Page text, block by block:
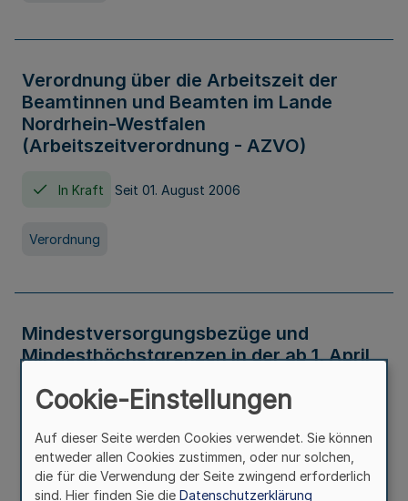
Verordnung über die Arbeitszeit der
Beamtinnen und Beamten im Lande
Nordrhein-Westfalen
(Arbeitszeitverordnung - AZVO)
In Kraft Seit 01. August 2006
Verordnung
Mindestversorgungsbezüge und
Mindesthöchstgrenzen in der ab 1. April
Verwaltungsvorschrift
Cookie-Einstellungen
Auf dieser Seite werden Cookies verwendet. Sie können
entweder allen Cookies zustimmen, oder nur solchen,
die für die Verwendung der Seite zwingend erforderlich
sind. Hier finden Sie die Datenschutzerklärung